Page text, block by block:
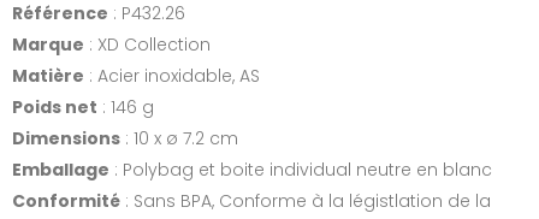
Référence : P432.26
Marque : XD Collection
Matière : Acier inoxidable, AS
Poids net : 146 g
Dimensions : 10 x ø 7.2 cm
Emballage : Polybag et boite individual neutre en blanc
Conformité : Sans BPA, Conforme à la légistlation de la